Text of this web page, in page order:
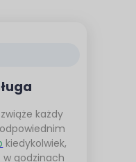
każdy
kiedykolwiek,
godzinach